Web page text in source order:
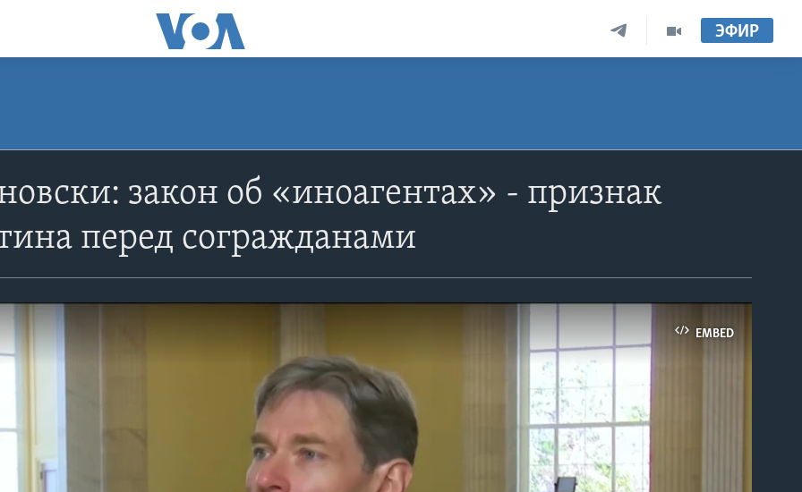
ЭФИР
закон об «иноагентах» - признак
перед согражданами
EMBED